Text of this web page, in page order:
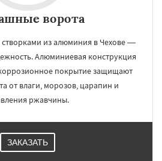
ворота
из алюминия в Чехове —
Алюминиевая конструкция
покрытие защищают
от влаги, морозов, царапин и
ржавчины.
ЗАКАЗАТЬ